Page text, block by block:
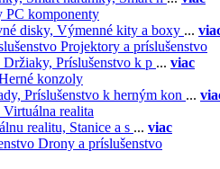
PC komponenty
disky, Výmenné kity a boxy ...
Projektory a príslušenstvo
Držiaky, Príslušenstvo k p ... viac
konzoly
Príslušenstvo k herným kon ...
Virtuálna realita
realitu, Stanice a s ... viac
Drony a príslušenstvo